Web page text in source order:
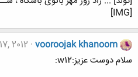
[IMG]
vooroojak khanoom
2012
سلام دوست عزیز:w12: